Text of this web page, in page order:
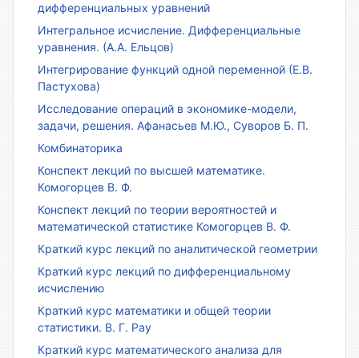
дифференциальных уравнений
Интегральное исчисление. Дифференциальные
уравнения. (А.А. Ельцов)
Интегрирование функций одной переменной (Е.В.
Пастухова)
Исследование операций в экономике-модели,
задачи, решения. Афанасьев М.Ю., Суворов Б. П.
Комбинаторика
Конспект лекций по высшей математике.
Комогорцев В. Ф.
Конспект лекций по теории вероятностей и
математической статистике Комогорцев В. Ф.
Краткий курс лекций по аналитической геометрии
Краткий курс лекций по дифференциальному
исчислению
Краткий курс математики и общей теории
статистики. В. Г. Рау
Краткий курс математического анализа для